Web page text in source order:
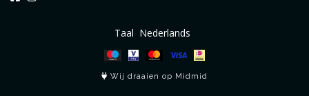
Taal
Wij draaien op Midmid